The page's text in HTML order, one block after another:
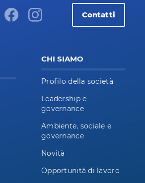
Contatti
CHI SIAMO
Profilo della società
Leadership e
governance
Ambiente, sociale e
governance
Novità
Opportunità di lavoro